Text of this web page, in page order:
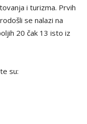
i turizma. Prvih
se nalazi na
20 čak 13 isto iz
su: